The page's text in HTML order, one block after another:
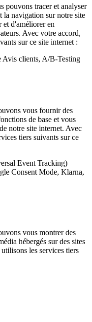
pouvons tracer et analyser
la navigation sur notre site
d'améliorer en
Avec votre accord,
sur ce site internet :
clients, A/B-Testing
vous fournir des
de base et vous
notre site internet. Avec
tiers suivants sur ce
Event Tracking)
Consent Mode, Klarna,
vous montrer des
hébergés sur des sites
les services tiers